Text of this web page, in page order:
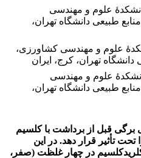
علوم و مهندسی
طبیعی دانشگاه تهران،
علوم و مهندسی کشاورزی،
تهران، کرج، ایران
علوم و مهندسی
طبیعی دانشگاه تهران،
قبل از برداشت با کلسیم
تأثیر قرار دهد. در این
در چهار غلظت (صفر،